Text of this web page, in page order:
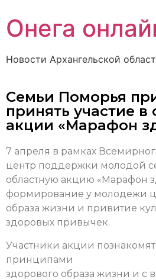
Онега
Новости Архангельской
Семьи Поморья
принять участие в
акции «Марафон
7 апреля в рамках
центр поддержки молодой
областную акцию «Марафон
формирование у молодежи
образа жизни и привитие
здоровых привычек.
Участники акции
принципами
здорового образа жизни и с